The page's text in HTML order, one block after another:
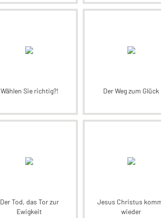
Wählen Sie richtig?! Der Weg zum Glück
Der Tod, das Tor zur
Ewigkeit
Jesus Christus
wieder